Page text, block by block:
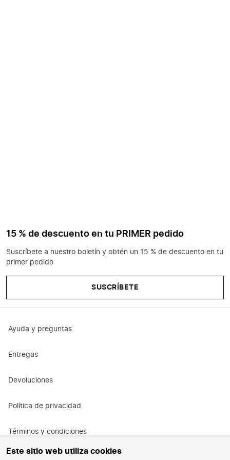
Este sitio web utiliza cookies
15 % de descuento en tu PRIMER pedido
Suscríbete a nuestro boletín y obtén un 15 % de descuento en tu
primer pedido
SUSCRÍBETE
Ayuda y preguntas
Entregas
Devoluciones
Política de privacidad
Términos y condiciones